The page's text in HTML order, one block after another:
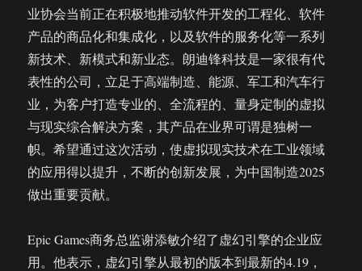
业协会当前正在积极地推动软件开发的工程化、软件
产品的商品化和集成化，以及软件的服务化等一系列
新技术、新模式和新业态。朗迪锋科技是一家很有代
表性的公司，立足于高端制造、能源、军工和汽车行
业，为客户打造专业的、全流程的、量身定制的虚拟
与现实综合解决方案，其产品在业界可谓是独树一
帜。希望通过这次活动，使虚拟现实技术在工业领域
的应用得以提升，不断的创新发展，为中国制造2025
做出重要贡献。
Epic Games商务总监谢添敏介绍了虚幻引擎的企业应
用。他表示，虚幻引擎从最初的版本到最新的4.19，